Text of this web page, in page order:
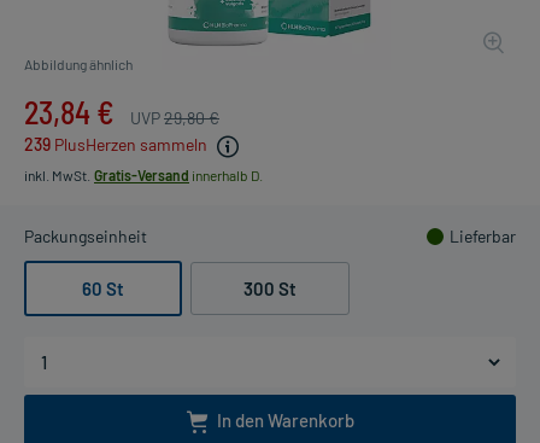
Abbildung ähnlich
23,84 € UVP29,80 €
239 PlusHerzen sammeln
inkl. MwSt. Gratis-Versand innerhalb D.
Packungseinheit Lieferbar
60 St 300 St
In den Warenkorb